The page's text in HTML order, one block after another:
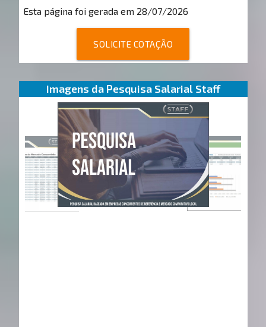
Esta página foi gerada em 28/07/2026
SOLICITE COTAÇÃO
Imagens da Pesquisa Salarial Staff